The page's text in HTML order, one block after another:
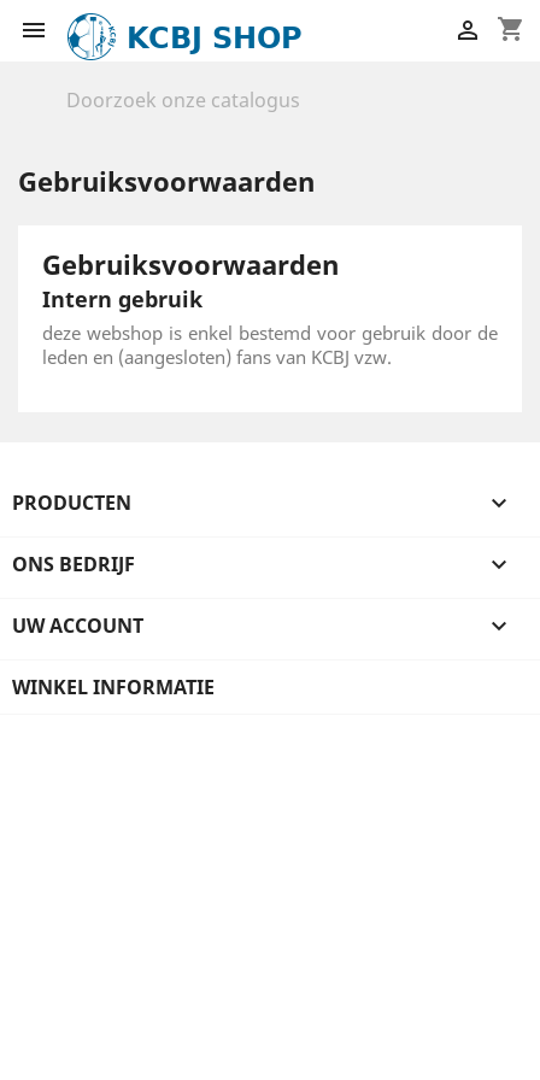
 shopping_cart

Gebruiksvoorwaarden
Gebruiksvoorwaarden
Intern gebruik
deze webshop is enkel bestemd voor gebruik door de
leden en (aangesloten) fans van KCBJ vzw.
PRODUCTEN 
ONS BEDRIJF 
UW ACCOUNT 
WINKEL INFORMATIE